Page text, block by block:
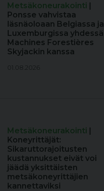
Metsäkoneurakointi |
Ponsse vahvistaa
läsnäoloaan Belgiassa ja
Luxemburgissa yhdessä
Machines Forestières
Skyjackin kanssa
01.08.2026
Metsäkoneurakointi |
Koneyrittäjät:
Sikaruttorajoitusten
kustannukset eivät voi
jäädä yksittäisten
metsäkoneyrittäjien
kannettaviksi